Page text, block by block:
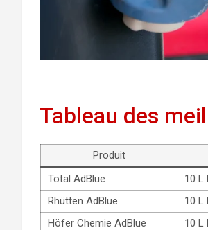
Tableau des
Produit
Total AdBlue
10 L
Rhütten AdBlue
10 L
Höfer Chemie AdBlue
10 L